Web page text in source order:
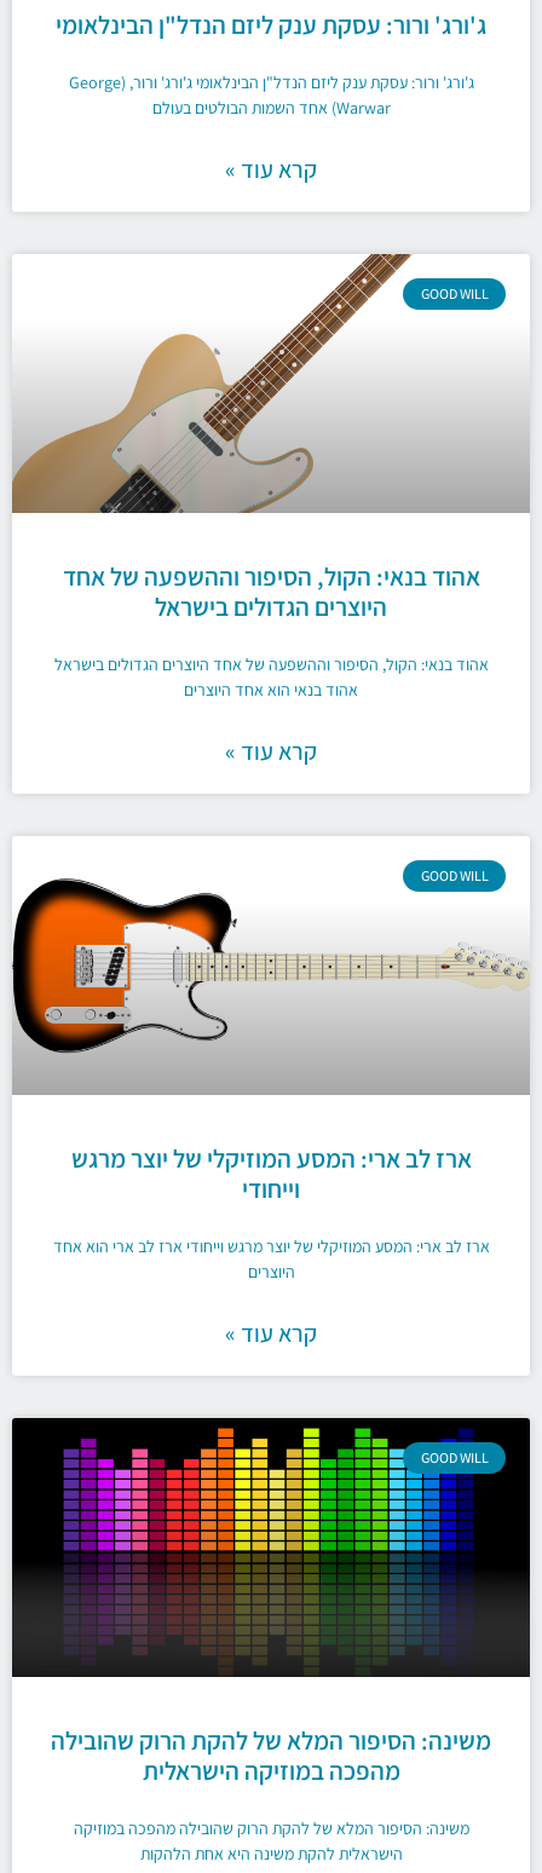
ג'ורג' ורור: עסקת ענק ליזם הנדל"ן הבינלאומי
ג'ורג' ורור: עסקת ענק ליזם הנדל"ן הבינלאומי ג'ורג' ורור, (George
Warwar) אחד השמות הבולטים בעולם
קרא עוד »
GOOD WILL
אהוד בנאי: הקול, הסיפור וההשפעה של אחד
היוצרים הגדולים בישראל
אהוד בנאי: הקול, הסיפור וההשפעה של אחד היוצרים הגדולים בישראל
אהוד בנאי הוא אחד היוצרים
קרא עוד »
GOOD WILL
ארז לב ארי: המסע המוזיקלי של יוצר מרגש
וייחודי
ארז לב ארי: המסע המוזיקלי של יוצר מרגש וייחודי ארז לב ארי הוא אחד
היוצרים
קרא עוד »
GOOD WILL
משינה: הסיפור המלא של להקת הרוק שהובילה
מהפכה במוזיקה הישראלית
משינה: הסיפור המלא של להקת הרוק שהובילה מהפכה במוזיקה
הישראלית להקת משינה היא אחת הלהקות